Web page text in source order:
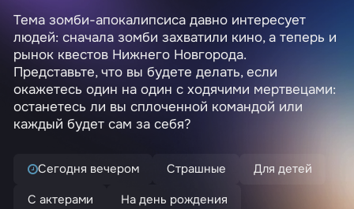
Тема зомби-апокалипсиса давно интересует
людей: сначала зомби захватили кино, а теперь и
рынок квестов Нижнего Новгорода.
Представьте, что вы будете делать, если
окажетесь один на один с ходячими мертвецами:
останетесь ли вы сплоченной командой или
каждый будет сам за себя?
Сегодня вечером Страшные
Для детей
С актерами
На день рождения